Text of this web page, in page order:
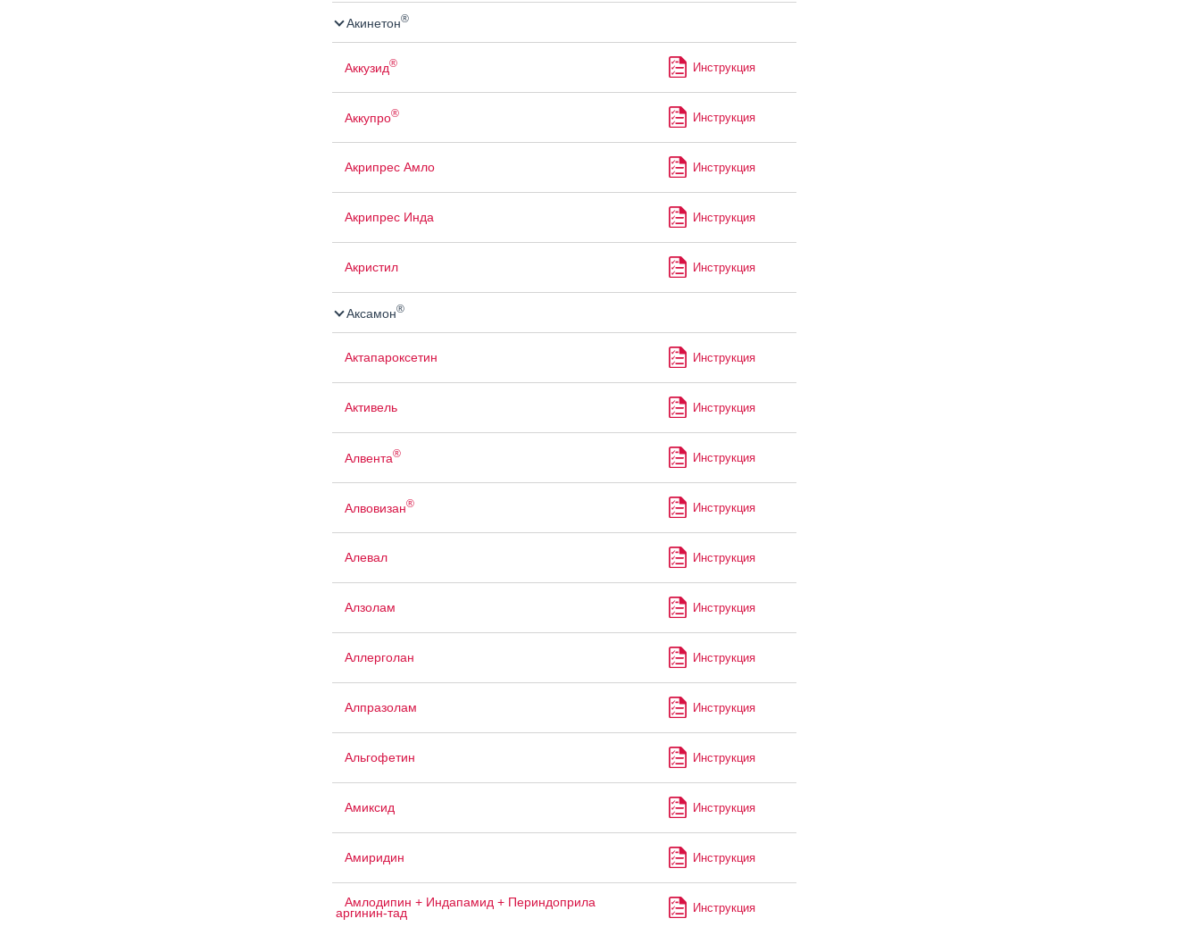
Акинетон®
Аккузид® Инструкция
Аккупро® Инструкция
Акрипрес Амло Инструкция
Акрипрес Инда Инструкция
Акристил Инструкция
Аксамон®
Актапароксетин Инструкция
Активель Инструкция
Алвента® Инструкция
Алвовизан® Инструкция
Алевал Инструкция
Алзолам Инструкция
Аллерголан Инструкция
Алпразолам Инструкция
Альгофетин Инструкция
Амиксид Инструкция
Амиридин Инструкция
Амлодипин + Индапамид + Периндоприла
аргинин-тад Инструкция